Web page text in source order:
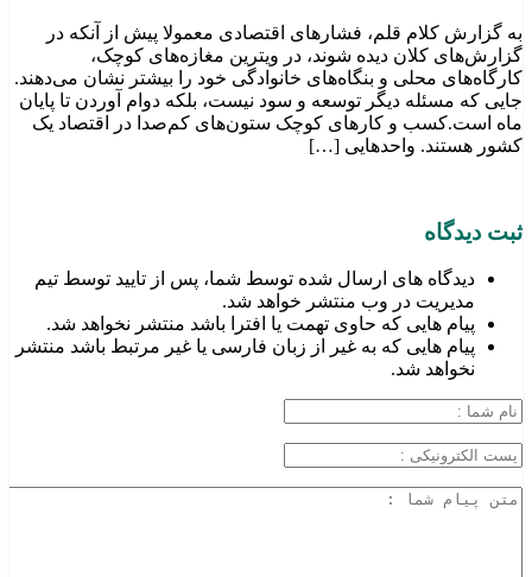
به گزارش کلام قلم، فشارهای اقتصادی معمولا پیش از آنکه در
گزارش‌های کلان دیده شوند، در ویترین مغازه‌های کوچک،
کارگاه‌های محلی و بنگاه‌های خانوادگی خود را بیشتر نشان می‌دهند.
جایی که مسئله دیگر توسعه و سود نیست، بلکه دوام آوردن تا پایان
ماه است.کسب‌ و کارهای کوچک ستون‌های کم‌صدا در اقتصاد یک
کشور هستند. واحدهایی […]
ثبت دیدگاه
دیدگاه های ارسال شده توسط شما، پس از تایید توسط تیم
مدیریت در وب منتشر خواهد شد.
پیام هایی که حاوی تهمت یا افترا باشد منتشر نخواهد شد.
پیام هایی که به غیر از زبان فارسی یا غیر مرتبط باشد منتشر
نخواهد شد.